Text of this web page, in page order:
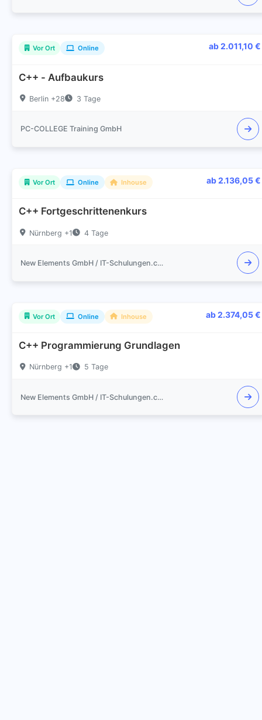
Vor Ort Online ab 2.011,10 €
C++ - Aufbaukurs
Berlin +28 3 Tage
PC-COLLEGE Training GmbH
Vor Ort Online Inhouse ab 2.136,05 €
C++ Fortgeschrittenenkurs
Nürnberg +1 4 Tage
New Elements GmbH / IT-Schulungen.com
Vor Ort Online Inhouse ab 2.374,05 €
C++ Programmierung Grundlagen
Nürnberg +1 5 Tage
New Elements GmbH / IT-Schulungen.com